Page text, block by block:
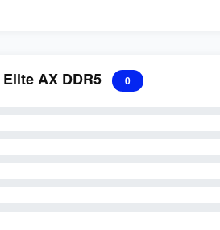
AX DDR5 0